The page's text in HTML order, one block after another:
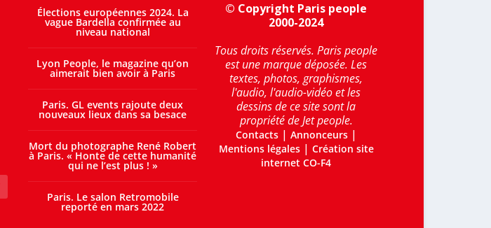
Élections européennes 2024. La
vague Bardella confirmée au
niveau national
Lyon People, le magazine qu’on
aimerait bien avoir à Paris
Paris. GL events rajoute deux
nouveaux lieux dans sa besace
Mort du photographe René Robert
à Paris. « Honte de cette humanité
qui ne l’est plus ! »
Paris. Le salon Retromobile
reporté en mars 2022
© Copyright Paris people
2000-2024
Tous droits réservés. Paris people
est une marque déposée. Les
textes, photos, graphismes,
l'audio, l'audio-vidéo et les
dessins de ce site sont la
propriété de Jet people.
Contacts| Annonceurs|
Mentions légales| Création site
internet CO-F4